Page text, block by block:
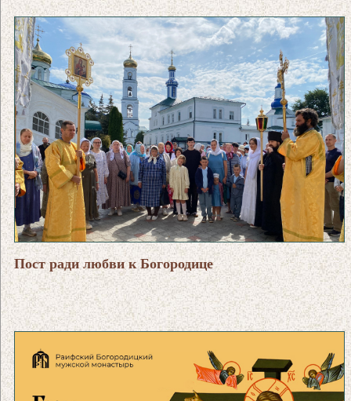
Пост ради любви к Богородице